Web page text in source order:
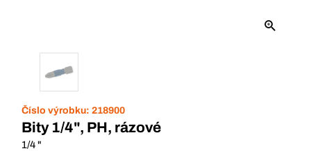
Číslo výrobku: 218900
Bity 1/4", PH, rázové
1/4 "